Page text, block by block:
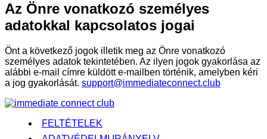
Az Önre vonatkozó személyes
adatokkal kapcsolatos jogai
Önt a következő jogok illetik meg az Önre vonatkozó
személyes adatok tekintetében. Az ilyen jogok gyakorlása az
alábbi e-mail címre küldött e-mailben történik, amelyben kéri
a jog gyakorlását. support@immediateconnect.club
FELTÉTELEK